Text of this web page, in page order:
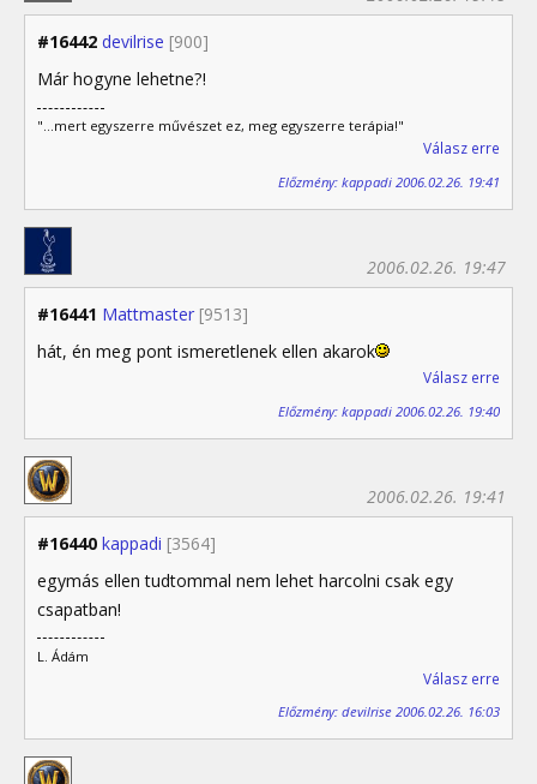
#16442 devilrise [900]
Már hogyne lehetne?!
"...mert egyszerre művészet ez, meg egyszerre terápia!"
Válasz erre
Előzmény: kappadi 2006.02.26. 19:41
#16441 Mattmaster [9513]
2006.02.26. 19:47
hát, én meg pont ismeretlenek ellen akarok
Válasz erre
Előzmény: kappadi 2006.02.26. 19:40
#16440 kappadi [3564]
2006.02.26. 19:41
egymás ellen tudtommal nem lehet harcolni csak egy
csapatban!
L. Ádám
Válasz erre
Előzmény: devilrise 2006.02.26. 16:03